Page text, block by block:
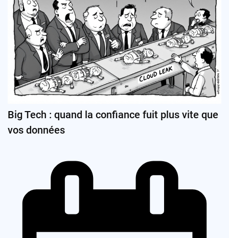
Big Tech : quand la confiance fuit plus vite que
vos données